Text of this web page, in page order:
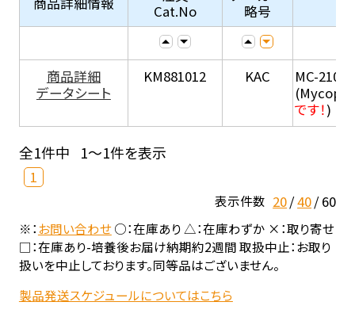
Cat.No
略号
商品詳細
データシート
KM881012 KAC
MC-210 (
です！)
全1件中 1～1件を表示
1
表示件数 20 40 60
※：お問い合わせ○：在庫あり △：在庫わずか ×：取り寄せ
□：在庫あり-培養後お届け納期約2週間 取扱中止：お取り
扱いを中止しております。同等品はございません。
製品発送スケジュールについてはこちら